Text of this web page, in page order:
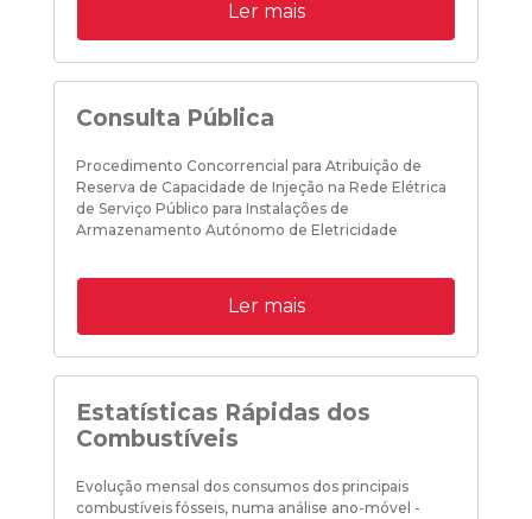
Ler mais
Consulta Pública
Procedimento Concorrencial para Atribuição de
Reserva de Capacidade de Injeção na Rede Elétrica
de Serviço Público para Instalações de
Armazenamento Autónomo de Eletricidade
Ler mais
Estatísticas Rápidas dos
Combustíveis
Evolução mensal dos consumos dos principais
combustíveis fósseis, numa análise ano-móvel -